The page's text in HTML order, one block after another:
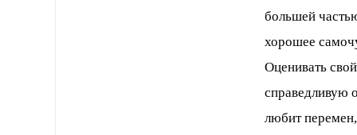
большей
хорошее
Оценивать
справедливую
любит перемен,